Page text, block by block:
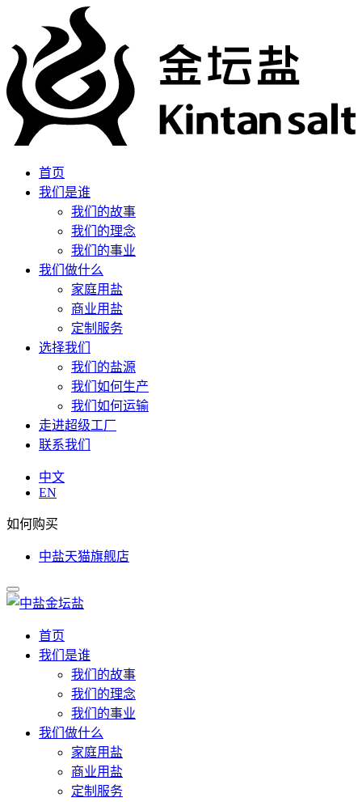
首页
我们是谁
我们的故事
我们的理念
我们的事业
我们做什么
家庭用盐
商业用盐
定制服务
选择我们
我们的盐源
我们如何生产
我们如何运输
走进超级工厂
联系我们
中文
EN
如何购买
中盐天猫旗舰店
首页
我们是谁
我们的故事
我们的理念
我们的事业
我们做什么
家庭用盐
商业用盐
定制服务